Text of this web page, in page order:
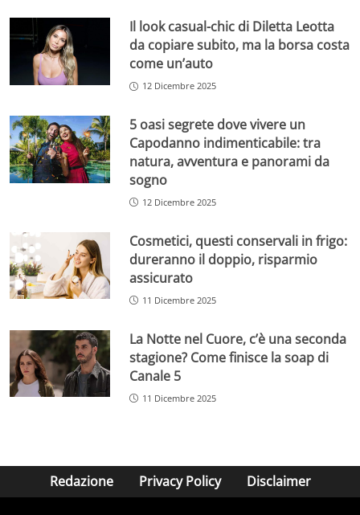
Il look casual-chic di Diletta Leotta
da copiare subito, ma la borsa costa
come un’auto
12 Dicembre 2025
5 oasi segrete dove vivere un
Capodanno indimenticabile: tra
natura, avventura e panorami da
sogno
12 Dicembre 2025
Cosmetici, questi conservali in frigo:
dureranno il doppio, risparmio
assicurato
11 Dicembre 2025
La Notte nel Cuore, c’è una seconda
stagione? Come finisce la soap di
Canale 5
11 Dicembre 2025
Redazione Privacy Policy Disclaimer